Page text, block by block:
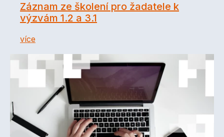
Záznam ze školení pro žadatele k
výzvám 1.2 a 3.1
více